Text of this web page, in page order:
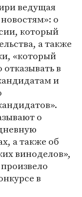
ведущая
о
который
а также
«который
в
и
о
а также об
виноделов»,
в